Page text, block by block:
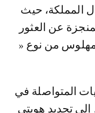
المملكة، حيث
عن العثور
3500 قرص مهلوس من نوع «
المتواصلة في
إلى تحديد هويتي